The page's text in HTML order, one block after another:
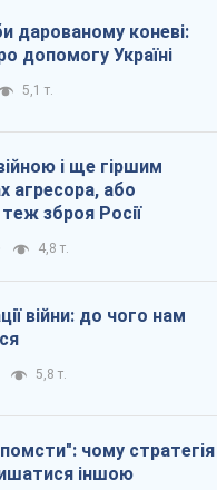
дарованому коневі:
допомогу Україні
5,1 т.
і ще гіршим
агресора, або
теж зброя Росії
4,8 т.
війни: до чого нам
5,8 т.
чому стратегія
іншою